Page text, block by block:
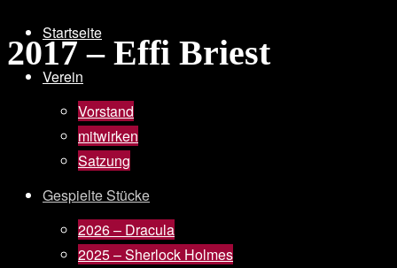
Startseite
Verein
Vorstand
mitwirken
Satzung
Gespielte Stücke
2026 – Dracula
2025 – Sherlock Holmes
2017 – Effi Briest